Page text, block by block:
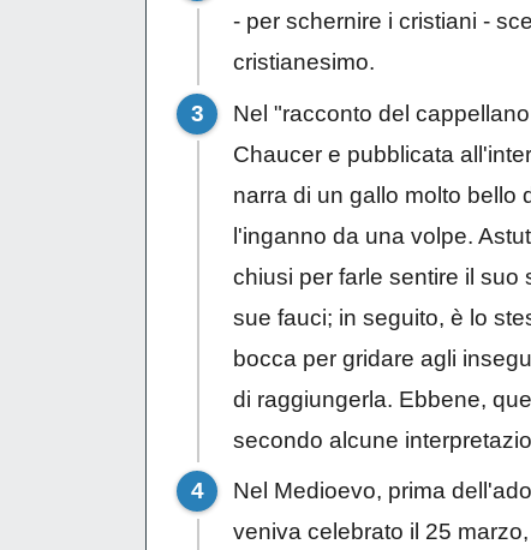
- per schernire i cristiani -
cristianesimo.
Nel "racconto del
Chaucer e pubblicata
narra di un gallo molto bello
l'inganno da una volpe.
chiusi per farle sentire il
sue fauci; in seguito, è lo
bocca per gridare agli
di raggiungerla. Ebbene,
secondo alcune
Nel Medioevo, prima
veniva celebrato il 25